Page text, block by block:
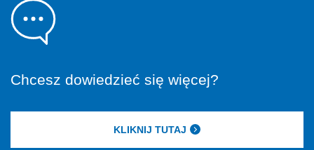
Chcesz dowiedzieć się więcej?
KLIKNIJ TUTAJ